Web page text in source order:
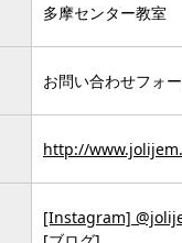
多摩センター教室
お問い合わせフォ
http://
[Instagram]